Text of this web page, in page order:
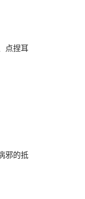
点捏耳
邪的抵